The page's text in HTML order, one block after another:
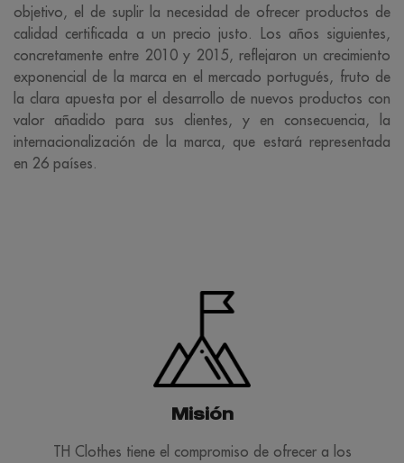
objetivo, el de suplir la necesidad de ofrecer productos de
calidad certificada a un precio justo. Los años siguientes,
concretamente entre 2010 y 2015, reflejaron un crecimiento
exponencial de la marca en el mercado portugués, fruto de
la clara apuesta por el desarrollo de nuevos productos con
valor añadido para sus clientes, y en consecuencia, la
internacionalización de la marca, que estará representada
en 26 países.
Misión
TH Clothes tiene el compromiso de ofrecer a los